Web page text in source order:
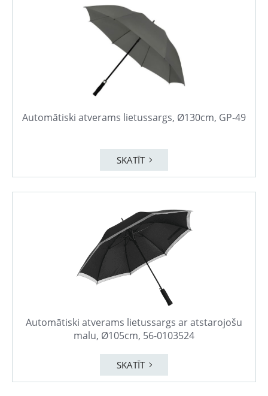
Automātiski atverams lietussargs, Ø130cm, GP-49
SKATĪT
Automātiski atverams lietussargs ar atstarojošu
malu, Ø105cm, 56-0103524
SKATĪT